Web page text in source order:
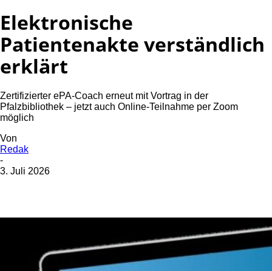
Elektronische
Patientenakte verständlich
erklärt
Zertifizierter ePA-Coach erneut mit Vortrag in der
Pfalzbibliothek – jetzt auch Online-Teilnahme per Zoom
möglich
Von
Redak
-
3. Juli 2026